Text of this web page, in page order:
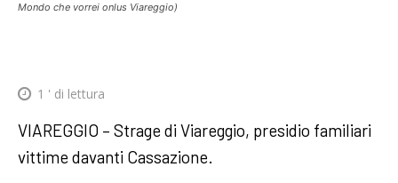
Mondo che vorrei onlus Viareggio)
1 ' di lettura
VIAREGGIO – Strage di Viareggio, presidio familiari
vittime davanti Cassazione.